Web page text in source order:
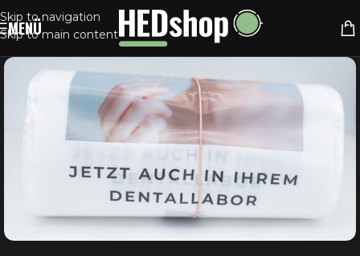
Skip to navigation
Skip to main content
MENÜ